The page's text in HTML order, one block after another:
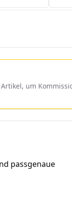
um
passgenaue